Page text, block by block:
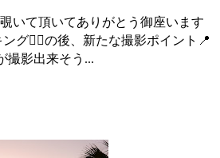
いて頂いてありがとう御座います
グ🚶‍♀️の後、新たな撮影ポイント📍
撮影出来そう...